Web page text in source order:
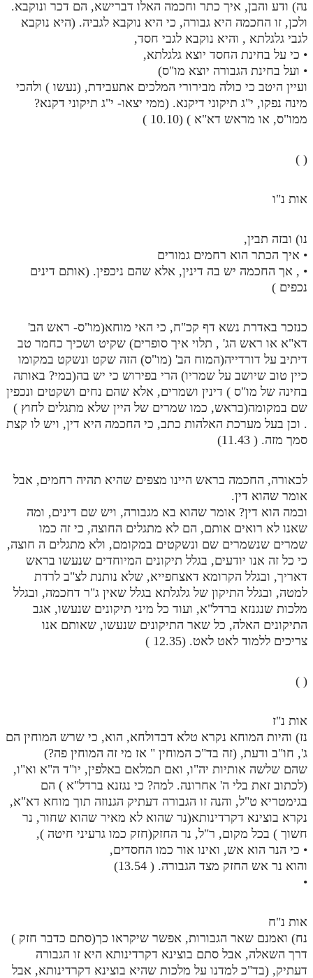
נה) ודע והבן, איך כתר וחכמה האלו דברישא, הם דכר ונוקבא.
ולכן, זו החכמה היא גבורה, כי היא נוקבא לגביה. (היא נוקבא
לגבי גלגלתא , והיא נוקבא לגבי חסד,
• כי על בחינת החסד יוצא גלגלתא,
• ועל בחינת הגבורה יוצא מו"ס)
ועיין היטב כי כולה מבירורי המלכים אתעבידת, (נעשו ) ולהכי
מינה נפקו, י"ג תיקוני דיקנא. (ממי יצאו- י"ג תיקוני דקנא?
ממו"ס, או מראש דא"א ) (10.10 )
( )
אות נ"ו
נו) ובזה תבין,
• איך הכתר הוא רחמים גמורים
• , אך החכמה יש בה דינין, אלא שהם ניכפין. (אותם דינים
נכפים )
כנזכר באדרת נשא דף קכ"ח, כי האי מוחא(מו"ס- ראש הב'
דא"א או ראש הג' , תלוי איך סופרים) שקיט ושכיך כחמר טב
דיתיב על דורדייה(המוח הב' (מו"ס) הזה שקט ונשקט במקומו
כיין טוב שיושב על שמריו) הרי בפירוש כי יש בה(במי? באותה
בחינה של מו"ס ) דינין ושמרים, אלא שהם נחים ושקטים ונכפין
שם במקומה(בראש, כמו שמרים של היין שלא מתגלים לחוץ )
. וכן בעל מערכת האלהות כתב, כי החכמה היא דין, ויש לו קצת
סמך מזה. ( 11.43)
לכאורה, החכמה בראש היינו מצפים שהיא תהיה רחמים, אבל
אומר שהוא דין.
ובמה הוא דין? אומר שהוא בא מגבורה, ויש שם דינים, ומה
שאנו לא רואים אותם, הם לא מתגלים החוצה, כי זה כמו
שמרים שנשמרים שם ונשקטים במקומם, ולא מתגלים ה חוצה,
כי כל זה אנו יודעים, בגלל תיקונים המיוחדים שנעשו בראש
דאריך, ובגלל הקרומא דאצחפייא, שלא נותנת לצ"ב לרדת
למטה, ובגלל התיקון של גלגלתא בגלל שאין ג"ר דחכמה, ובגלל
מלכות שנגנזא ברדל"א, ועוד כל מיני תיקונים שנעשו, אגב
התיקונים האלה, כל שאר התיקונים שנעשו, שאותם אנו
צריכים ללמוד לאט לאט. (12.35 )
( )
אות נ"ז
נז) והיות המוחא נקרא טלא דבדולחא, הוא, כי שרש המוחין הם
ג', חו"ב ודעת, (זה בד"כ המוחין " אז מי זה המוחין פה?)
שהם שלשה אותיות יה"ו, ואם תמלאם באלפין, יו"ד ה"א וא"ו,
(לכתוב זאת בלי ה' אחרונה. למה? כי נגזנא ברדל"א ) הם
בגימטריא ט"ל, והנה זו הגבורה דעתיק הגנוזה תוך מוחא דא"א,
נקרא בוצינא דקרדינותא(נר שהוא לא מאיר שהוא שחור, נר
חשוך ) בכל מקום, ר"ל, נר החזק(חזק כמו גרעיני חיטה ),
• כי הנר הוא אש, ואינו אור כמו החסדים,
והוא נר אש החזק מצד הגבורה. ( 13.54)
•
אות נ"ח
נח) ואמנם שאר הגבורות, אפשר שיקראו כך(סתם כדבר חזק )
דרך השאלה, אבל סתם בוצינא דקרדינותא היא זו הגבורה
דעתיק, (בד"כ למדנו על מלכות שהיא בוצינא דקרדינותא, אבל